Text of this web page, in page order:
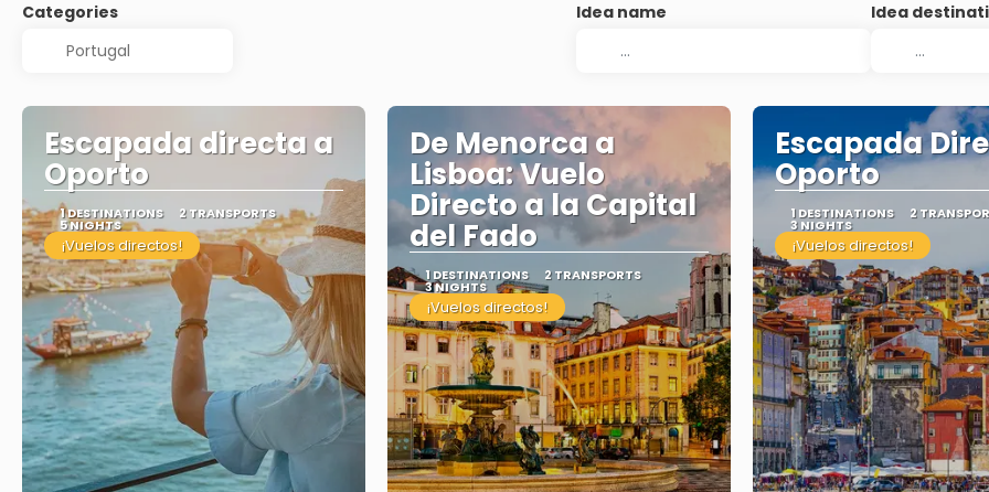
Categories Idea name Idea
Escapada directa a
Oporto
1 DESTINATIONS 2 TRANSPORTS
5 NIGHTS
¡Vuelos directos!
De Menorca a
Lisboa: Vuelo
Directo a la Capital
del Fado
1 DESTINATIONS 2 TRANSPORTS
3 NIGHTS
¡Vuelos directos!
Escapada
Oporto
1 DESTINATIONS 2
3 NIGHTS
¡Vuelos directos!